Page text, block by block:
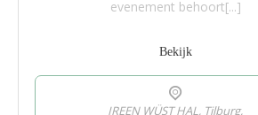
evenement behoort[...]
Bekijk
IREEN WÜST HAL, Tilburg,